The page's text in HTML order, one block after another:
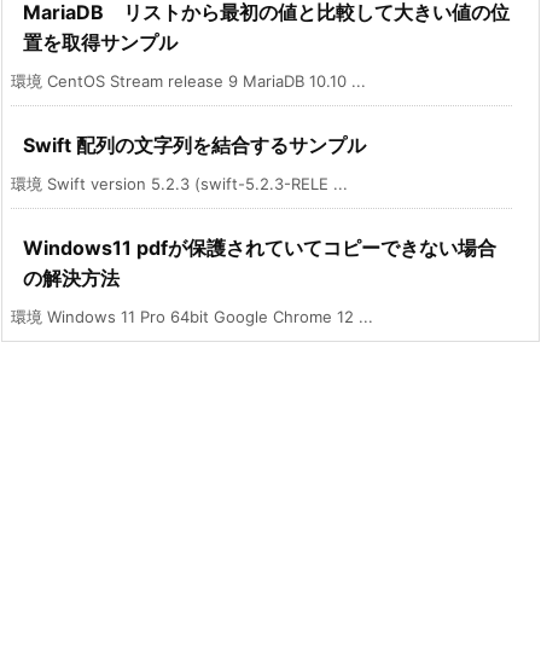
MariaDB リストから最初の値と比較して大きい値の位
置を取得サンプル
環境 CentOS Stream release 9 MariaDB 10.10 ...
Swift 配列の文字列を結合するサンプル
環境 Swift version 5.2.3 (swift-5.2.3-RELE ...
Windows11 pdfが保護されていてコピーできない場合
の解決方法
環境 Windows 11 Pro 64bit Google Chrome 12 ...